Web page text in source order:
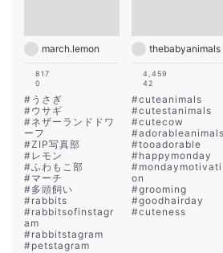
march.lemon
817
0
# うさぎ
#ウサギ
#ネザーランドドワ
ーフ
#ZIP写真部
#レモン
#ふわもこ部
#マーチ
#多頭飼い
#rabbits
#rabbitsofinstagr
am
#rabbitstagram
#petstagram
thebabyanimals
4,459
42
#cuteanimals
#cutestanimals
#cutecow
#adorableanimals
#tooadorable
#happymonday
#mondaymotivati
on
#grooming
#goodhairday
#cuteness